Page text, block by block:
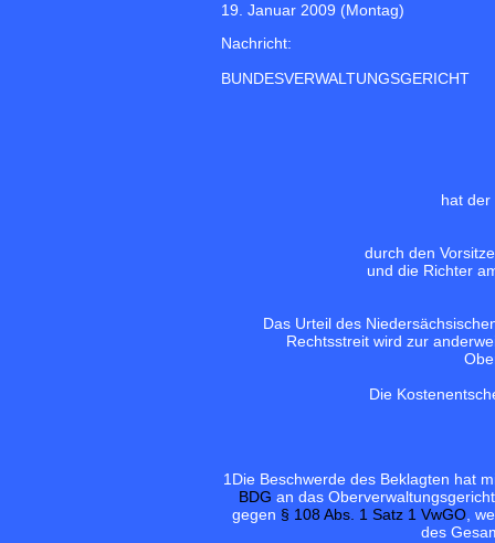
19. Januar 2009 (Montag)
Nachricht:
BUNDESVERWALTUNGSGERICHT
hat der
durch den
und die Richter
Das Urteil des
Rechtsstreit wird zur
Die
1Die Beschwerde des Beklagten hat
BDG an das
gegen § 108 Abs. 1 Satz 1 VwGO,
des